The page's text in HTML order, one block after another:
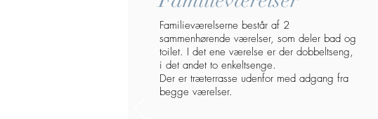
Familieværelserne består af 2
sammenhørende værelser, som deler bad og
toilet. I det ene værelse er der dobbeltseng,
i det andet to enkeltsenge.
Der er træterrasse udenfor med adgang fra
begge værelser.